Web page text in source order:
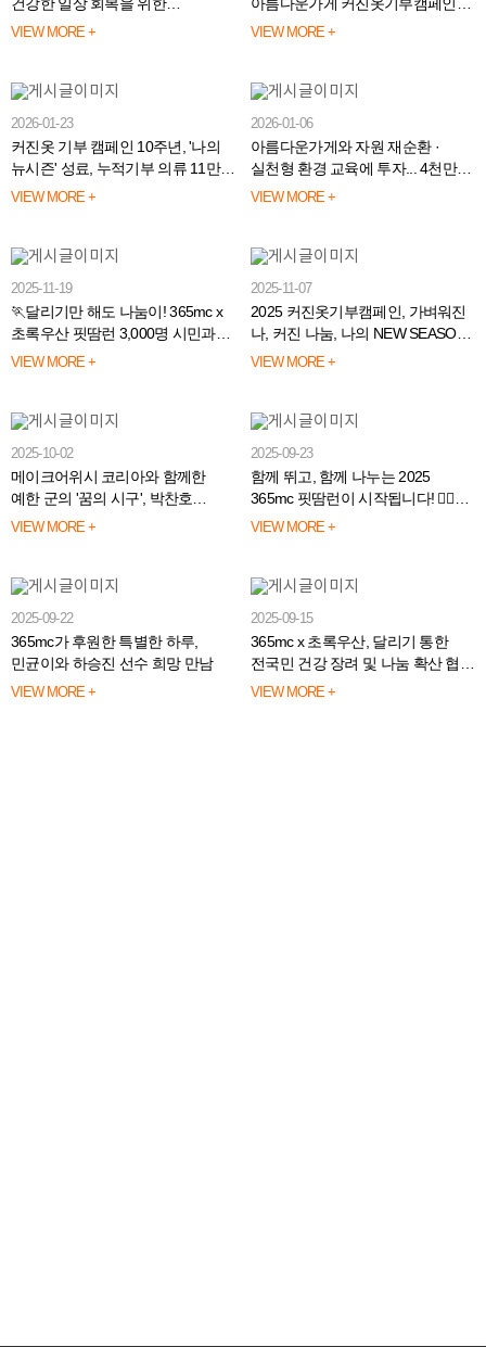
아트건강기부계단 기부금 전달
VIEW MORE +
감사패 전달
VIEW MORE +
2026-01-23
커진옷 기부 캠페인 10주년, '나의
뉴시즌' 성료, 누적기부 의류 11만
벌 돌파!
VIEW MORE +
2026-01-06
아름다운가게와 자원 재순환 ·
실천형 환경 교육에 투자... 4천만원
기부
VIEW MORE +
2025-11-19
🏃달리기만 해도 나눔이! 365mc x
초록우산 핏땀런 3,000명 시민과
함께 성료
VIEW MORE +
2025-11-07
2025 커진옷기부캠페인, 가벼워진
나, 커진 나눔, 나의 NEW SEASON
시작합니다.
VIEW MORE +
2025-10-02
메이크어위시 코리아와 함께한
예한 군의 '꿈의 시구', 박찬호
선수와의 특별한 시간
VIEW MORE +
2025-09-23
함께 뛰고, 함께 나누는 2025
365mc 핏땀런이 시작됩니다! 🏃‍♂️🏃
🏃‍♂️🏃
VIEW MORE +
2025-09-22
365mc가 후원한 특별한 하루,
민균이와 하승진 선수 희망 만남
VIEW MORE +
2025-09-15
365mc x 초록우산, 달리기 통한
전국민 건강 장려 및 나눔 확산 협약
체결
VIEW MORE +